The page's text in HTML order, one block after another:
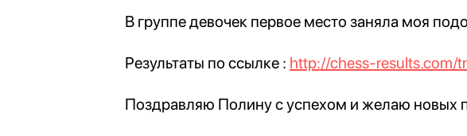
В группе девочек первое место заняла моя
Результаты по ссылке : http://chess-results.com/
Поздравляю Полину с успехом и желаю новых